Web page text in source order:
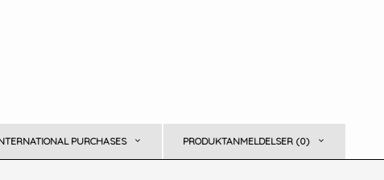
PURCHASES PRODUKTANMELDELSER (0)